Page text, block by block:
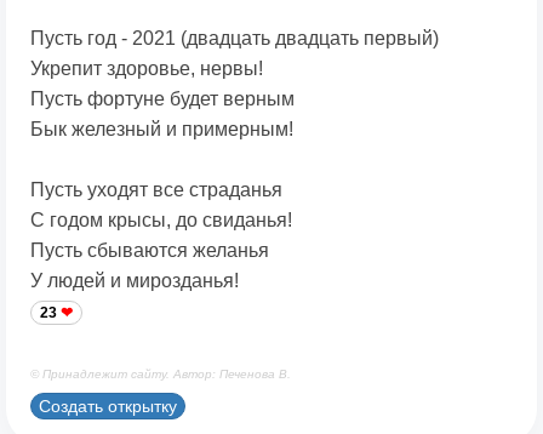
Пусть год - 2021 (двадцать двадцать первый)
Укрепит здоровье, нервы!
Пусть фортуне будет верным
Бык железный и примерным!
Пусть уходят все страданья
С годом крысы, до свиданья!
Пусть сбываются желанья
У людей и мирозданья!
23
© Принадлежит сайту. Автор: Печенова В.
Создать открытку